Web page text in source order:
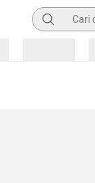
Pencarian